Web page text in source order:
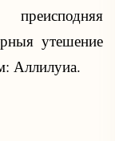
утешение
Аллилуиа.